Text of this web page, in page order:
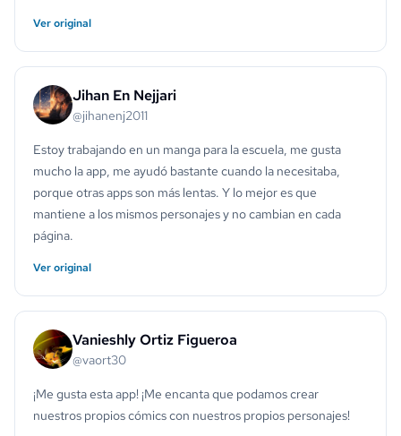
Ver original
Jihan En Nejjari
@jihanenj2011
Estoy trabajando en un manga para la escuela, me gusta
mucho la app, me ayudó bastante cuando la necesitaba,
porque otras apps son más lentas. Y lo mejor es que
mantiene a los mismos personajes y no cambian en cada
página.
Ver original
Vanieshly Ortiz Figueroa
@vaort30
¡Me gusta esta app! ¡Me encanta que podamos crear
nuestros propios cómics con nuestros propios personajes!